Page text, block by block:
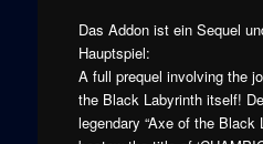
Das Addon ist ein Sequel
Hauptspiel:
A full prequel involving the
the Black Labyrinth itself!
legendary “Axe of the Black